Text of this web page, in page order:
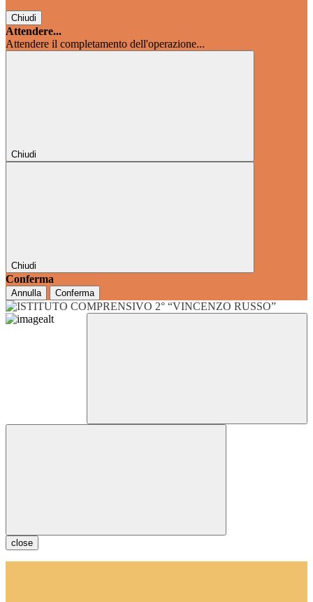
Chiudi
Attendere...
Attendere il completamento dell'operazione...
Chiudi
Chiudi
Conferma
Annulla Conferma
close